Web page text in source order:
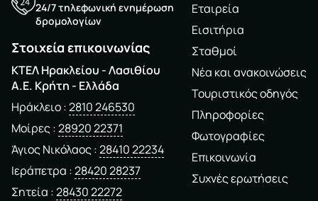
24/7 τηλεφωνική ενημέρωση
δρομολογίων
Στοιχεία επικοινωνίας
ΚΤΕΛ Ηρακλείου - Λασιθίου
A.E. Kρήτη - Ελλάδα
Ηράκλειο 2810 246530
Μοίρες 28920 22371
Άγιος Νικόλαος 28410 22234
Ιεράπετρα 28420 28237
Σητεία 28430 22272
Εταιρεία
Εισιτήρια
Σταθμοί
Νέα και ανακοινώσεις
Τουριστικός οδηγός
Πληροφορίες
Φωτογραφίες
Επικοινωνία
Συχνές ερωτήσεις